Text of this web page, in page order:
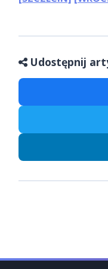
Udostępnij